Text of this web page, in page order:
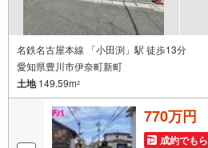
名鉄名古屋本線 「小田渕」駅 徒歩13分
愛知県豊川市伊奈町新町
土地149.59m2
770万円
成約でも